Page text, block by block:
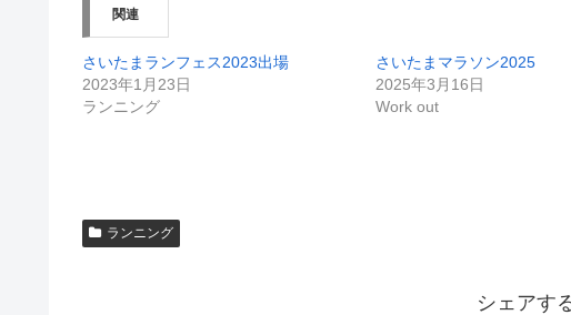
関連
さいたまランフェス2023出場
2023年1月23日
ランニング
さいたまマラソン2025
2025年3月16日
Work out
ランニング
シェアす